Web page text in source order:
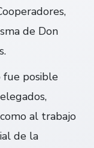
de Don
fue posible
al trabajo
de la